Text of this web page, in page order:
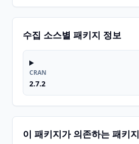
수집 소스별 패키지 정보
CRAN
2.7.2
이 패키지가 의존하는 패키지